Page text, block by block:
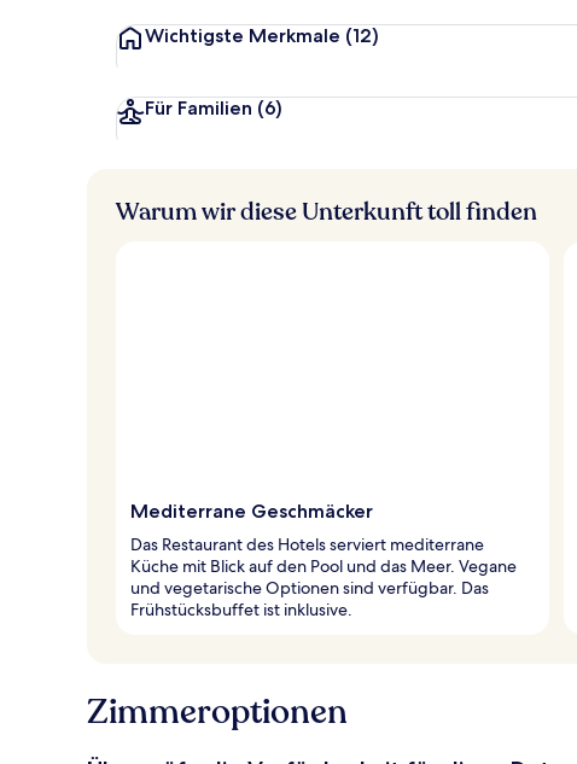
Wichtigste Merkmale (12)
Für Familien (6)
Warum wir diese Unterkunft toll finden
Mediterrane Geschmäcker
Das Restaurant des Hotels serviert mediterrane
Küche mit Blick auf den Pool und das Meer. Vegane
und vegetarische Optionen sind verfügbar. Das
Frühstücksbuffet ist inklusive.
Zimmeroptionen